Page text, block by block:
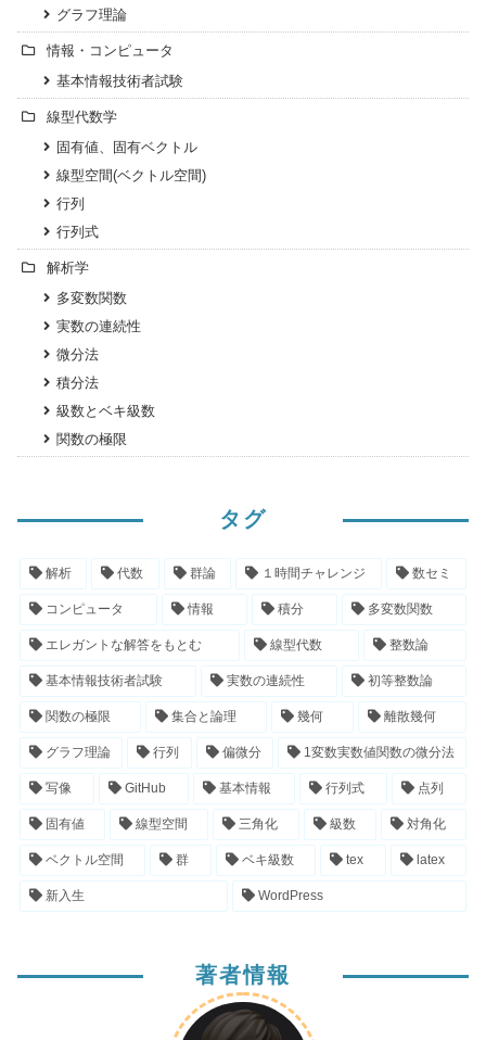
グラフ理論
情報・コンピュータ
基本情報技術者試験
線型代数学
固有値、固有ベクトル
線型空間(ベクトル空間)
行列
行列式
解析学
多変数関数
実数の連続性
微分法
積分法
級数とベキ級数
関数の極限
タグ
解析 代数 群論 １時間チャレンジ 数セミ
コンピュータ 情報 積分 多変数関数
エレガントな解答をもとむ 線型代数 整数論
基本情報技術者試験 実数の連続性 初等整数論
関数の極限 集合と論理 幾何 離散幾何
グラフ理論 行列 偏微分 1変数実数値関数の微分法
写像 GitHub 基本情報 行列式 点列
固有値 線型空間 三角化 級数 対角化
ベクトル空間 群 ベキ級数 tex latex
新入生 WordPress
著者情報